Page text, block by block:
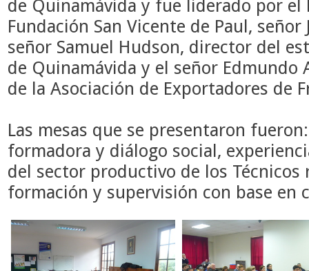
de Quinamávida y fue liderado por el
Fundación San Vicente de Paul,
señor Samuel Hudson, director del
de Quinamávida y el señor Edmundo
de la Asociación de Exportadores de
Las mesas que se presentaron
formadora y diálogo social,
del sector productivo de los Técnicos
formación y supervisión con base en